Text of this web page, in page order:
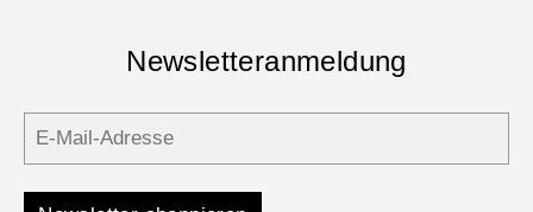
Newsletteranmeldung